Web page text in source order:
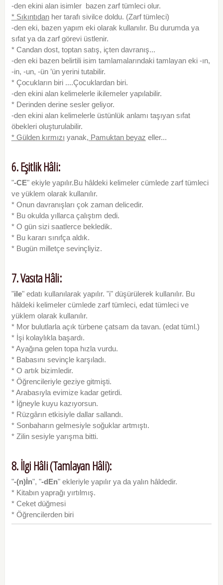
-den ekini alan isimler bazen zarf tümleci olur.
* Sıkıntıdanher tarafı sivilce doldu. (Zarf tümleci)
-den eki, bazen yapım eki olarak kullanılır. Bu durumda ya
sıfat ya da zarf görevi üstlenir.
* Candan dost, toptan satış, içten davranış...
-den eki bazen belirtili isim tamlamalarındaki tamlayan eki -ın,
-in, -un, -ün ’ün yerini tutabilir.
* Çocukların biri ....Çocuklardan biri.
-den ekini alan kelimelerle ikilemeler yapılabilir.
* Derinden derine sesler geliyor.
-den ekini alan kelimelerle üstünlük anlamı taşıyan sıfat
öbekleri oluşturulabilir.
* Gülden kırmızı yanak, Pamuktan beyaz eller...
6. Eşitlik Hâli:
"-CE" ekiyle yapılır.Bu hâldeki kelimeler cümlede zarf tümleci
ve yüklem olarak kullanılır.
* Onun davranışları çok zaman delicedir.
* Bu okulda yıllarca çalıştım dedi.
* O gün sizi saatlerce bekledik.
* Bu kararı sınıfça aldık.
* Bugün milletçe sevinçliyiz.
7. Vasıta Hâli:
"ile" edatı kullanılarak yapılır. "i" düşürülerek kullanılır. Bu
hâldeki kelimeler cümlede zarf tümleci, edat tümleci ve
yüklem olarak kullanılır.
* Mor bulutlarla açık türbene çatsam da tavan. (edat tüml.)
* İşi kolaylıkla başardı.
* Ayağına gelen topa hızla vurdu.
* Babasını sevinçle karşıladı.
* O artık bizimledir.
* Öğrencileriyle geziye gitmişti.
* Arabasıyla evimize kadar getirdi.
* İğneyle kuyu kazıyorsun.
* Rüzgârın etkisiyle dallar sallandı.
* Sonbaharın gelmesiyle soğuklar artmıştı.
* Zilin sesiyle yarışma bitti.
8. İlgi Hâli (Tamlayan Hâli):
"-(n)İn", "-dEn" ekleriyle yapılır ya da yalın hâldedir.
* Kitabın yaprağı yırtılmış.
* Ceket düğmesi
* Öğrencilerden biri